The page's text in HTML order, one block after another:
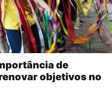
de
objetivos no